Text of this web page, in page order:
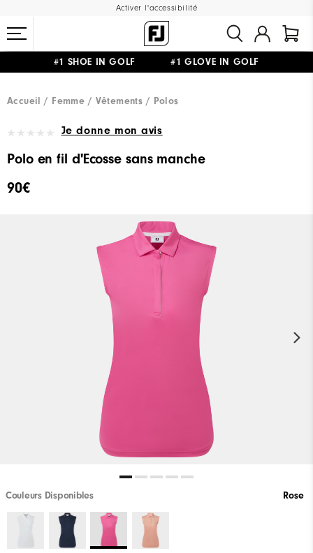
Activer l'accessibilité
#1 SHOE IN GOLF #1 GLOVE IN GOLF
Accueil
Femme Vêtements Polos
Je donne mon avis
Polo en fil d'Ecosse sans manche
90€
Couleurs Disponibles Rose